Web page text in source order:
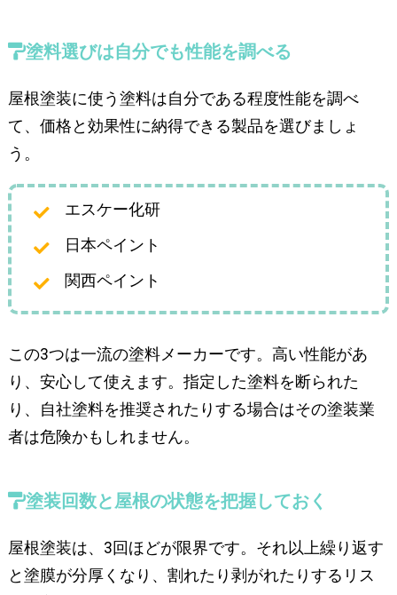
塗料選びは自分でも性能を調べる
屋根塗装に使う塗料は自分である程度性能を調べ
て、価格と効果性に納得できる製品を選びましょ
う。
エスケー化研
日本ペイント
関西ペイント
この3つは一流の塗料メーカーです。高い性能があ
り、安心して使えます。指定した塗料を断られた
り、自社塗料を推奨されたりする場合はその塗装業
者は危険かもしれません。
塗装回数と屋根の状態を把握しておく
屋根塗装は、3回ほどが限界です。それ以上繰り返す
と塗膜が分厚くなり、割れたり剥がれたりするリス